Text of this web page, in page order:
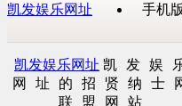
凯发娱乐网址 手机版
凯发娱乐网址 凯发娱
网址的招贤纳士
联盟网站